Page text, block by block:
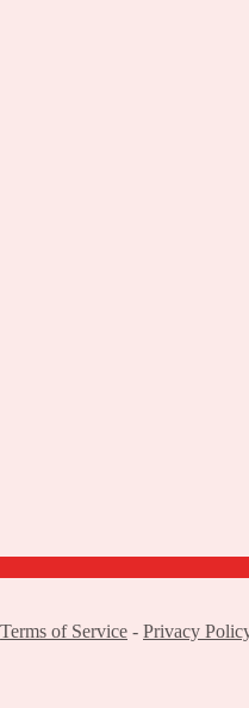
Terms of Service - Privacy